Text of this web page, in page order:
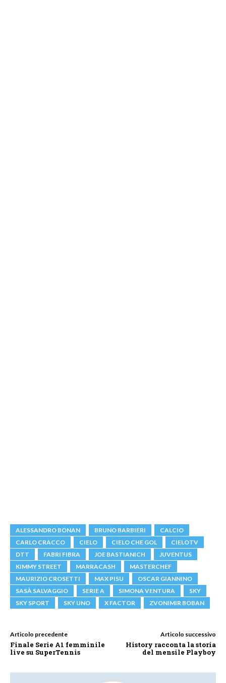
ALESSANDRO BONAN BRUNO BARBIERI
CALCIO
CARLO CRACCO
CIELO CIELO CHE GOL
CIELOTV
DTT
FABRI FIBRA JOE BASTIANICH
JUVENTUS
KIMMY STREET
MARRACASH
MASTERCHEF
MAURIZIO CROSETTI
MAX PISU
OSCAR GIANNINO
SASÀ SALVAGGIO
SERIE A SIMONA VENTURA
SKY
SKY SPORT
SKY UNO X FACTOR ZVONIMIR BOBAN
Articolo precedente
Finale Serie A1 femminile
live su SuperTennis
Articolo successivo
History racconta la storia
del mensile Playboy